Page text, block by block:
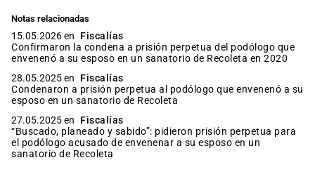
Notas relacionadas
15.05.2026 en
Fiscalías
Confirmaron la condena a prisión perpetua del podólogo que
envenenó a su esposo en un sanatorio de Recoleta en 2020
28.05.2025 en
Fiscalías
Condenaron a prisión perpetua al podólogo que envenenó a su
esposo en un sanatorio de Recoleta
27.05.2025 en
Fiscalías
“Buscado, planeado y sabido”: pidieron prisión perpetua para
el podólogo acusado de envenenar a su esposo en un
sanatorio de Recoleta